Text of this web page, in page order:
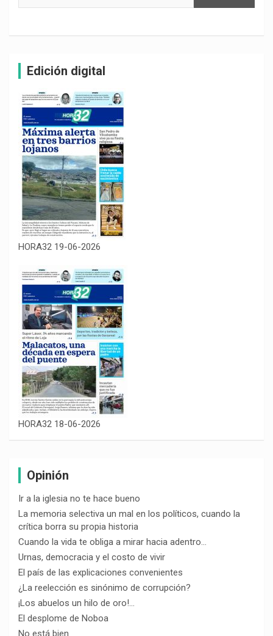
Edición digital
HORA32 19-06-2026
HORA32 18-06-2026
Opinión
Ir a la iglesia no te hace bueno
La memoria selectiva un mal en los políticos, cuando la
crítica borra su propia historia
Cuando la vida te obliga a mirar hacia adentro…
Urnas, democracia y el costo de vivir
El país de las explicaciones convenientes
¿La reelección es sinónimo de corrupción?
¡Los abuelos un hilo de oro!…
El desplome de Noboa
No está bien